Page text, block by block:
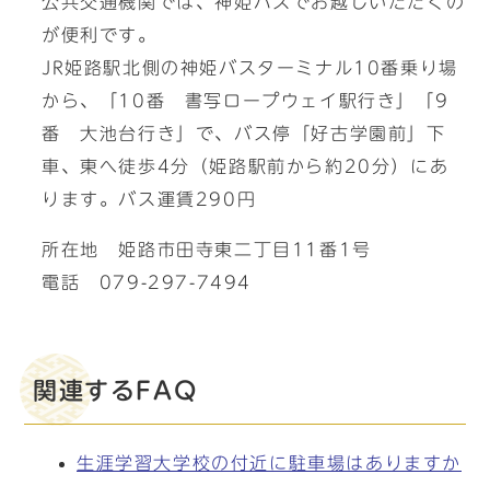
が便利です。
JR姫路駅北側の神姫バスターミナル10番乗り場
から、「10番 書写ロープウェイ駅行き」「9
番 大池台行き」で、バス停「好古学園前」下
車、東へ徒歩4分（姫路駅前から約20分）にあ
ります。バス運賃290円
所在地 姫路市田寺東二丁目11番1号
電話 079-297-7494
関連するFAQ
生涯学習大学校の付近に駐車場はありますか